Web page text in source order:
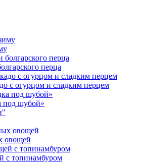
перца
с огурцом и сладким перцем
под шубой»
овощей
с топинамбуром